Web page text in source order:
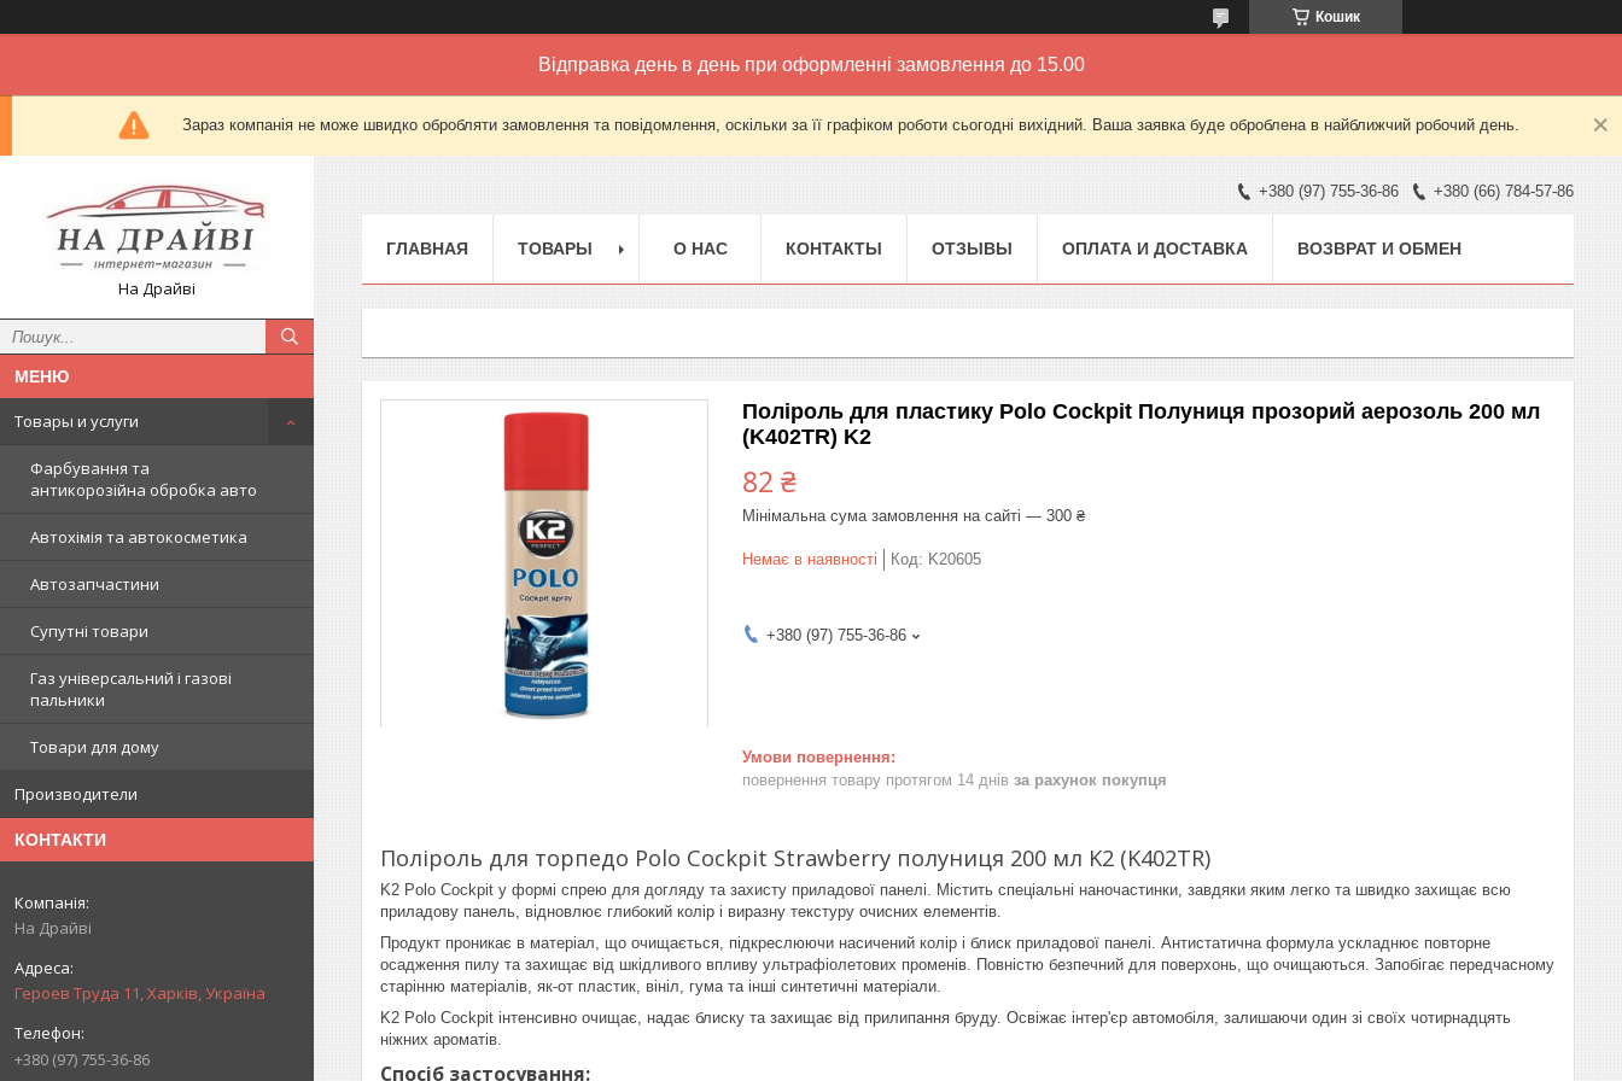
Кошик
Відправка день в день при оформленні замовлення до 15.00
Зараз компанія не може швидко обробляти замовлення та повідомлення, оскільки за її графіком роботи сьогодні вихідний. Ваша заявка буде оброблена в найближчий робочий день.
На Драйві
Товары и услуги
Фарбування та
антикорозійна обробка авто
Автохімія та автокосметика
Автозапчастини
Супутні товари
Газ універсальний і газові
пальники
Товари для дому
Производители
КОНТАКТИ
На Драйві
Героев Труда 11, Харків, Україна
+380 (97) 755-36-86
+380 (97) 755-36-86 +380 (66) 784-57-86
ГЛАВНАЯ ТОВАРЫ О НАС КОНТАКТЫ ОТЗЫВЫ ОПЛАТА И ДОСТАВКА ВОЗВРАТ И ОБМЕН
Поліроль для пластику Polo Cockpit Полуниця прозорий аерозоль 200 мл
(K402TR) K2
82 ₴
Мінімальна сума замовлення на сайті — 300 ₴
Немає в наявності Код: K20605
+380 (97) 755-36-86
повернення товару протягом 14 днів за рахунок покупця
Поліроль для торпедо Polo Cockpit Strawberry полуниця 200 мл K2 (K402TR)
K2 Polo Cockpit у формі спрею для догляду та захисту приладової панелі. Містить спеціальні наночастинки, завдяки яким легко та швидко захищає всю
приладову панель, відновлює глибокий колір і виразну текстуру очисних елементів.
Продукт проникає в матеріал, що очищається, підкреслюючи насичений колір і блиск приладової панелі. Антистатична формула ускладнює повторне
осадження пилу та захищає від шкідливого впливу ультрафіолетових променів. Повністю безпечний для поверхонь, що очищаються. Запобігає передчасному
старінню матеріалів, як-от пластик, вініл, гума та інші синтетичні матеріали.
K2 Polo Cockpit інтенсивно очищає, надає блиску та захищає від прилипання бруду. Освіжає інтер'єр автомобіля, залишаючи один зі своїх чотирнадцять
ніжних ароматів.
Спосіб застосування: